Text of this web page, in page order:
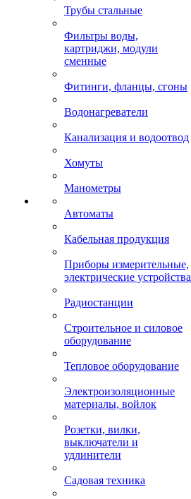
Трубы стальные
Фильтры воды,
картриджи, модули
сменные
Фитинги, фланцы, сгоны
Водонагреватели
Канализация и водоотвод
Хомуты
Манометры
Автоматы
Кабельная продукция
Приборы измерительные,
электрические устройства
Радиостанции
Строительное и силовое
оборудование
Тепловое оборудование
Электроизоляционные
материалы, войлок
Розетки, вилки,
выключатели и
удлинители
Садовая техника